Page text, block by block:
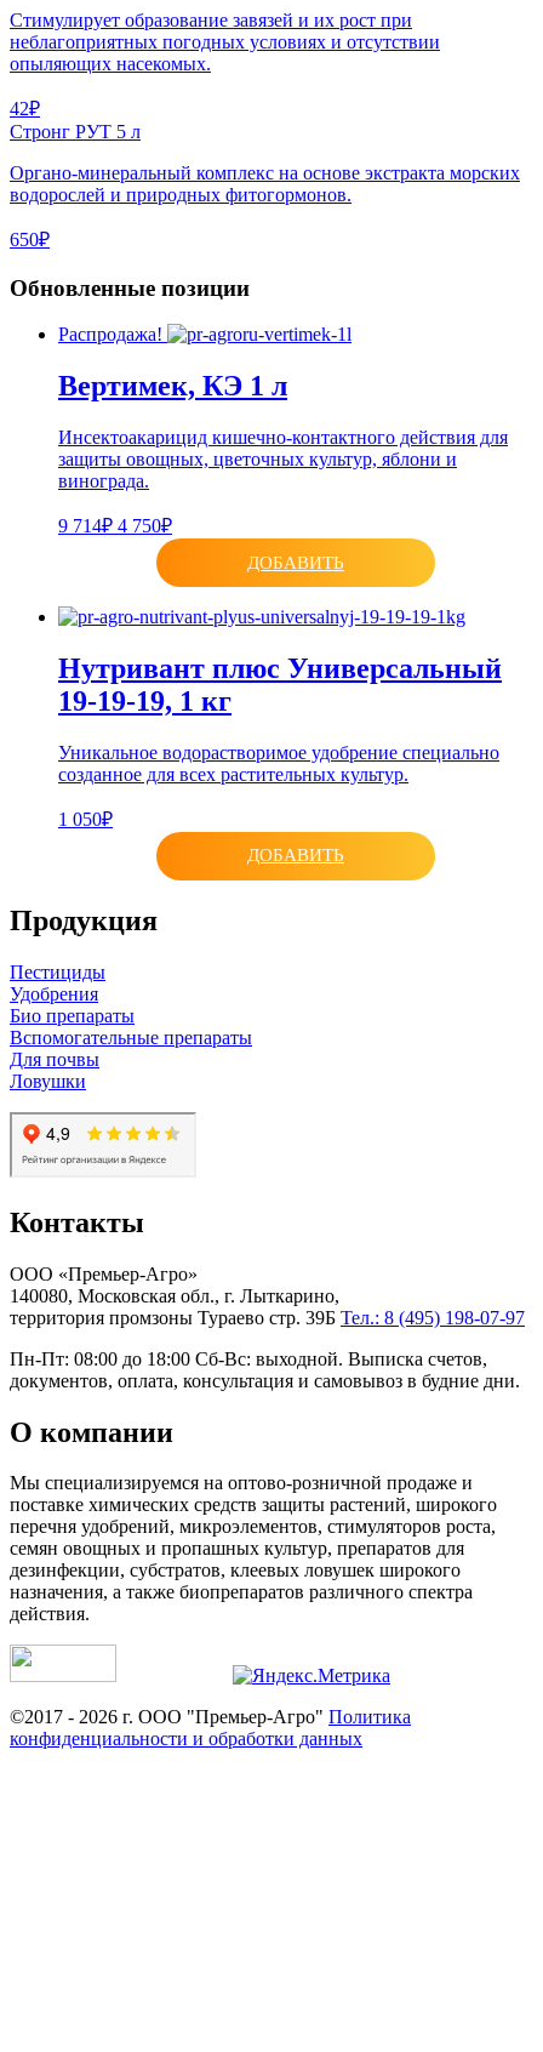
Стимулирует образование завязей и их рост при
неблагоприятных погодных условиях и отсутствии
опыляющих насекомых.
42₽
Стронг РУТ 5 л
Органо-минеральный комплекс на основе экстракта морских
водорослей и природных фитогормонов.
650₽
Обновленные позиции
Распродажа!
Вертимек, КЭ 1 л
Инсектоакарицид кишечно-контактного действия для
защиты овощных, цветочных культур, яблони и
винограда.
9 714₽ 4 750₽
ДОБАВИТЬ
Нутривант плюс Универсальный
19-19-19, 1 кг
Уникальное водорастворимое удобрение специально
созданное для всех растительных культур.
1 050₽
ДОБАВИТЬ
Продукция
Пестициды
Удобрения
Био препараты
Вспомогательные препараты
Для почвы
Ловушки
Контакты
ООО «Премьер-Агро»
140080, Московская обл., г. Лыткарино,
территория промзоны Тураево стр. 39Б Тел.: 8 (495) 198-07-97
Пн-Пт: 08:00 до 18:00 Сб-Вс: выходной. Выписка счетов,
документов, оплата, консультация и самовывоз в будние дни.
О компании
Мы специализируемся на оптово-розничной продаже и
поставке химических средств защиты растений, широкого
перечня удобрений, микроэлементов, стимуляторов роста,
семян овощных и пропашных культур, препаратов для
дезинфекции, субстратов, клеевых ловушек широкого
назначения, а также биопрепаратов различного спектра
действия.
©2017 - 2026 г. ООО "Премьер-Агро" Политика
конфиденциальности и обработки данных